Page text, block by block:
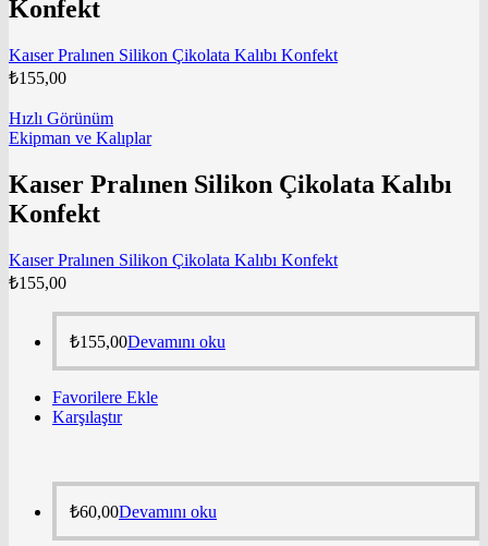
Konfekt
Kaıser Pralınen Silikon Çikolata Kalıbı Konfekt
₺155,00
Hızlı Görünüm
Ekipman ve Kalıplar
Kaıser Pralınen Silikon Çikolata Kalıbı
Konfekt
Kaıser Pralınen Silikon Çikolata Kalıbı Konfekt
₺155,00
₺155,00Devamını oku
Favorilere Ekle
Karşılaştır
₺60,00Devamını oku